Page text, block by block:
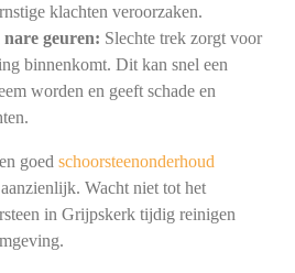
klachten veroorzaken.
geuren: Slechte trek zorgt voor
binnenkomt. Dit kan snel een
worden en geeft schade en
goed schoorsteenonderhoud
Wacht niet tot het
in Grijpskerk tijdig reinigen